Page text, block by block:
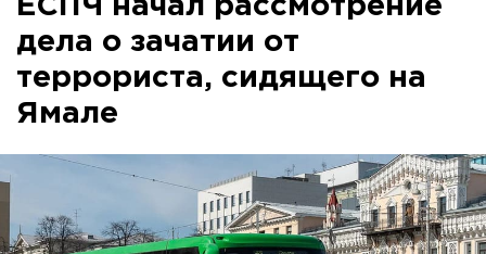
ЕСПЧ начал рассмотрение
дела о зачатии от
террориста, сидящего на
Ямале